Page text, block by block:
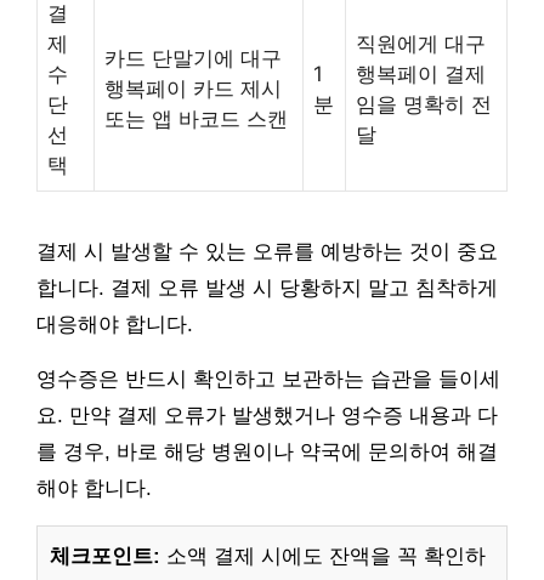
결
제
수
단
선
택
카드 단말기에 대구
행복페이 카드 제시
또는 앱 바코드 스캔
1
분
직원에게 대구
행복페이 결제
임을 명확히 전
달
결제 시 발생할 수 있는 오류를 예방하는 것이 중요
합니다. 결제 오류 발생 시 당황하지 말고 침착하게
대응해야 합니다.
영수증은 반드시 확인하고 보관하는 습관을 들이세
요. 만약 결제 오류가 발생했거나 영수증 내용과 다
를 경우, 바로 해당 병원이나 약국에 문의하여 해결
해야 합니다.
체크포인트: 소액 결제 시에도 잔액을 꼭 확인하